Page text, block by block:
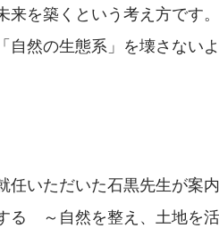
を築くという考え方です。
自然の生態系」を壊さない
任いただいた石黒先生が案
る　～自然を整え、土地を